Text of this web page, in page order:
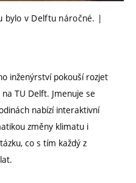
bylo v Delftu náročné. |
inženýrství pokouší rozjet
TU Delft. Jmenuje se
nabízí interaktivní
změny klimatu i
co s tím každý z